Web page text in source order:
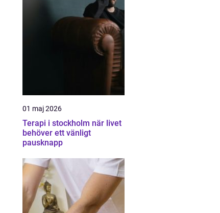
01 maj 2026
Terapi i stockholm när livet
behöver ett vänligt
pausknapp